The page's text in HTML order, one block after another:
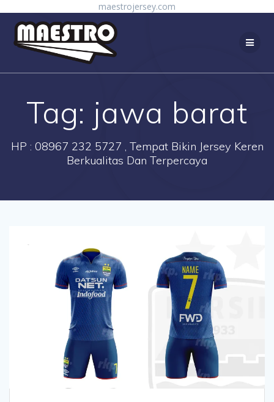
maestrojersey.com
Tag: jawa barat
HP : 08967 232 5727 , Tempat Bikin Jersey Keren
Berkualitas Dan Terpercaya